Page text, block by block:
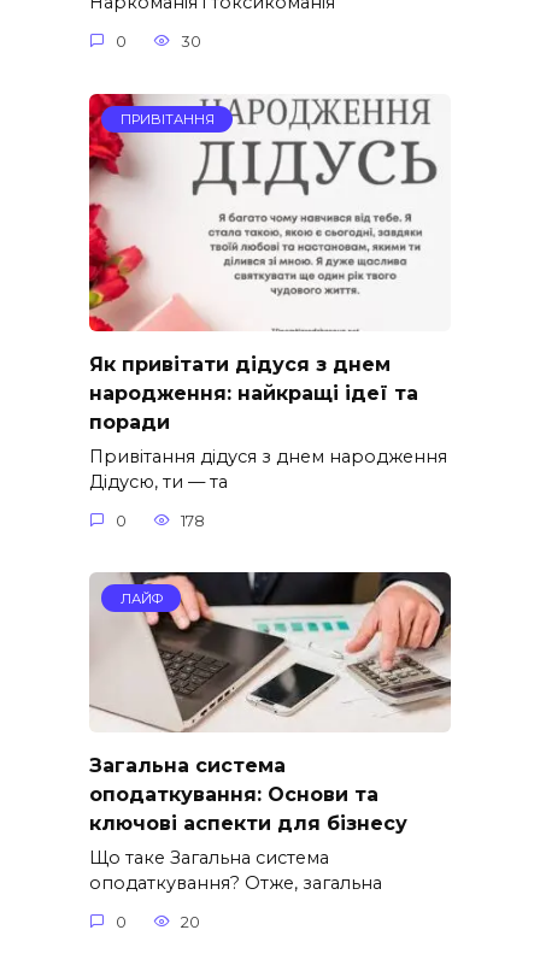
0 30
ПРИВІТАННЯ
Як привітати дідуся з днем
народження: найкращі ідеї та
поради
Привітання дідуся з днем народження
Дідусю, ти — та
0 178
ЛАЙФ
Загальна система
оподаткування: Основи та
ключові аспекти для бізнесу
Що таке Загальна система
оподаткування? Отже, загальна
0 20